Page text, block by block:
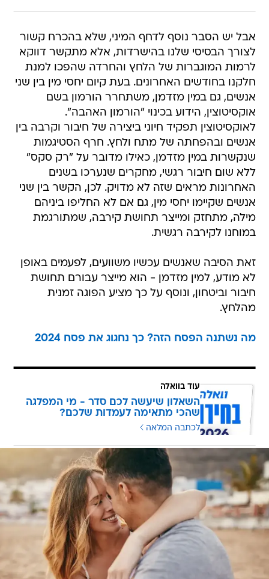
אבל יש הסבר נוסף לדחף המיני, שלא בהכרח קשור
לצורך הבסיסי שלנו בהישרדות, אלא מתקשר דווקא
לרמות המוגברות של הלחץ והחרדה שהפכו למנת
חלקנו בחודשים האחרונים. בעת קיום יחסי מין בין שני
אנשים, גם במין מזדמן, משתחרר הורמון בשם
אוקסיטוצין, הידוע בכינוי "הורמון האהבה".
לאוקסיטוצין תפקיד חיוני ביצירה של חיבור וקרבה בין
אנשים ובהפחתה של מתח ולחץ. חרף הסטיגמות
שנקשרות במין מזדמן, כאילו מדובר על "רק סקס"
ללא שום חיבור רגשי, מחקרים שנערכו בשנים
האחרונות מראים שזה לא מדויק. לכן, הקשר בין שני
אנשים שקיימו יחסי מין, גם אם לא החליפו ביניהם
מילה, מתחזק ומייצר תחושת קירבה, שמתורגמת
במוחנו לקירבה רגשית.
זאת הסיבה שאנשים עכשיו משוועים, לפעמים באופן
לא מודע, למין מזדמן - הוא מייצר עבורם תחושת
חיבור וביטחון, ונוסף על כך מציע הפוגה זמנית
מהלחץ.
מה נשתנה הפסח הזה? כך נחגוג את פסח 2024
עוד בוואלה
השאלון שיעשה לכם סדר - מי המפלגה
שהכי מתאימה לעמדות שלכם?
לכתבה המלאה